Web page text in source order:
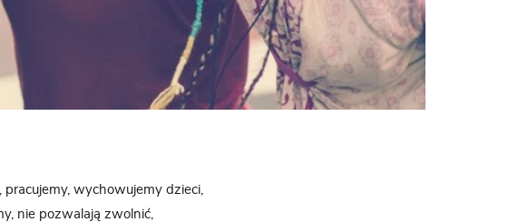
wychowujemy dzieci,
nie pozwalają zwolnić,